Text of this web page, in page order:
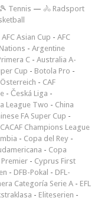
🎾 Tennis — 🚴 Radsport
AFC Asian Cup - AFC
- Argentine
C - Australia A-
Cup - Botola Pro -
- CAF
- Česká Liga -
League Two - China
FA Super Cup -
Champions League
- Copa del Rey -
- Copa
- Cyprus First
- DFB-Pokal - DFL-
Categoría Serie A - EFL
- Eliteserien -